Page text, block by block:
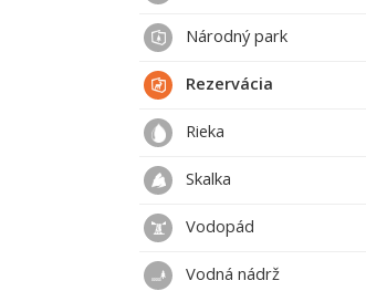
Národný park
Rezervácia
Rieka
Skalka
Vodopád
Vodná nádrž